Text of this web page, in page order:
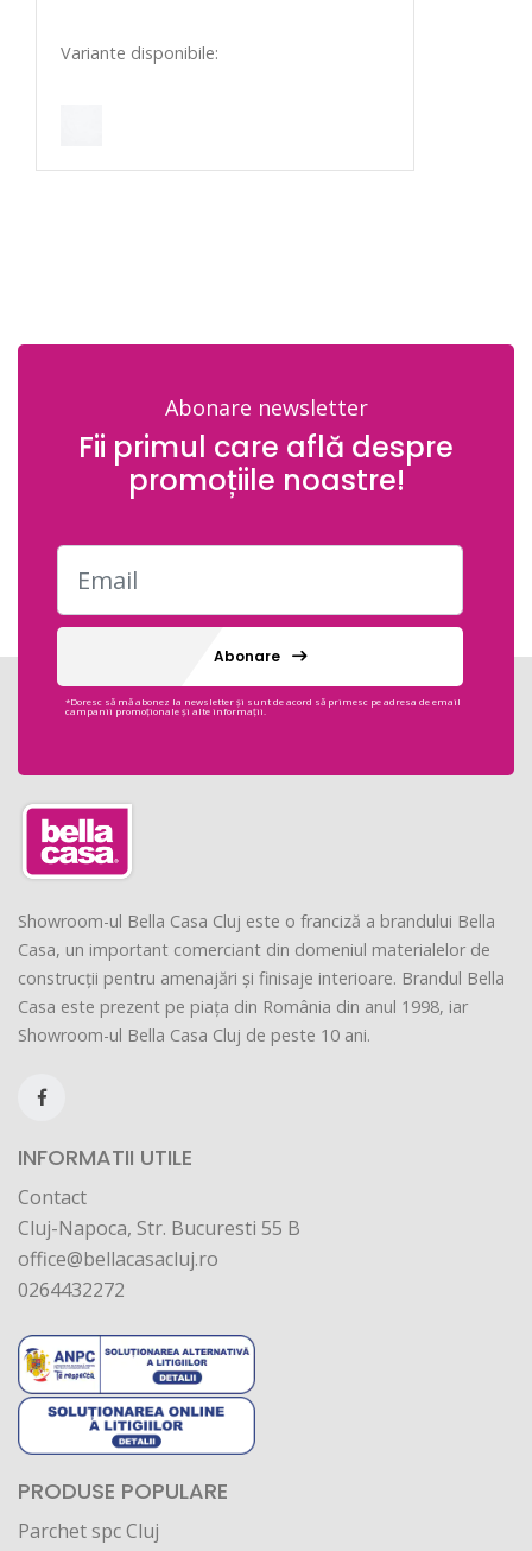
Variante disponibile:
Abonare newsletter
Fii primul care află despre
promoțiile noastre!
Abonare
*Doresc să mă abonez la newsletter și sunt de acord să primesc pe adresa de email
campanii promoționale și alte informații.
Showroom-ul Bella Casa Cluj este o franciză a brandului Bella
Casa, un important comerciant din domeniul materialelor de
construcții pentru amenajări și finisaje interioare. Brandul Bella
Casa este prezent pe piața din România din anul 1998, iar
Showroom-ul Bella Casa Cluj de peste 10 ani.
INFORMATII UTILE
Contact
Cluj-Napoca, Str. Bucuresti 55 B
office@bellacasacluj.ro
0264432272
PRODUSE POPULARE
Parchet spc Cluj